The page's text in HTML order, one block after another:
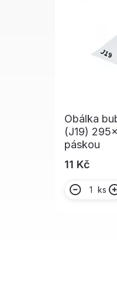
Obálka
(J19)
páskou
11 Kč
ks